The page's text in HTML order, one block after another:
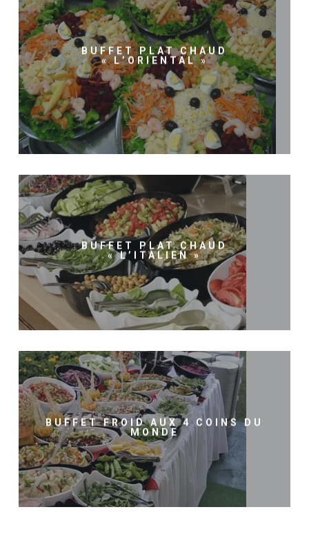
BUFFET PLAT CHAUD
« L’ORIENTAL »
BUFFET PLAT CHAUD
« L’ITALIEN »
BUFFET FROID AUX 4 COINS DU
MONDE